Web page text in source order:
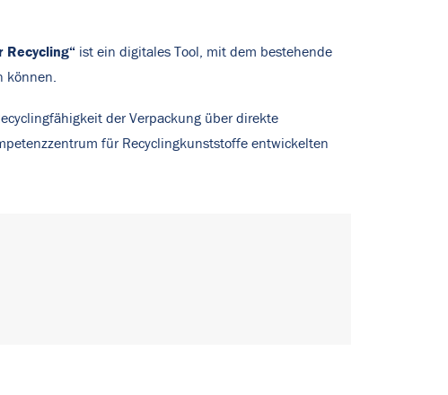
Recycling“ ist ein digitales Tool, mit dem bestehende
können.
der Verpackung über direkte
für Recyclingkunststoffe entwickelten